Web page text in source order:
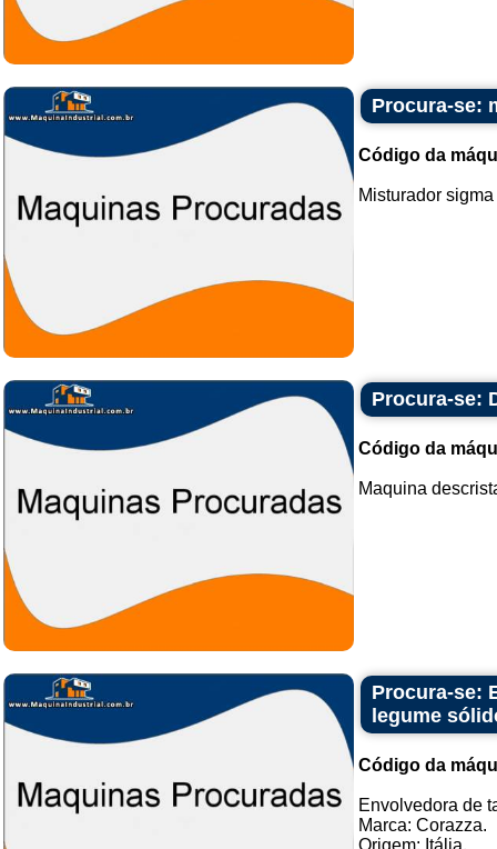
Procura-se:
Código da
Misturador
Procura-se:
Código da
Maquina
Procura-se:
legume
Código da
Envolvedora de
Marca: Corazza.
Origem: Itália.